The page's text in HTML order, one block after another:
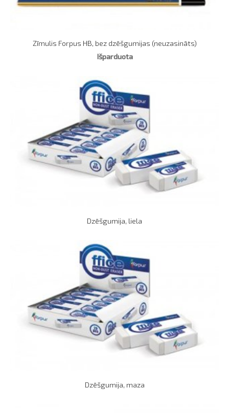
Zīmulis Forpus HB, bez dzēšgumijas (neuzasināts)
Išparduota
Dzēšgumija, liela
Dzēšgumija, maza